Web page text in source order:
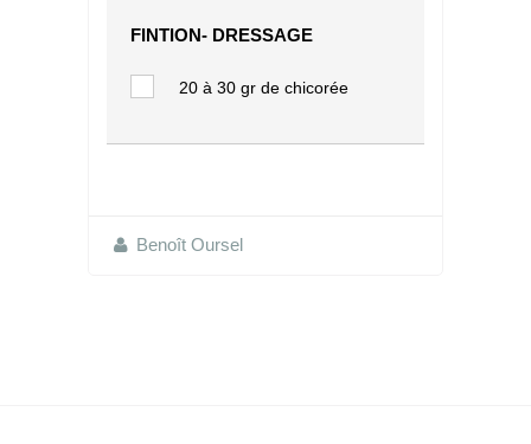
FINTION- DRESSAGE
20 à 30 gr de chicorée
Benoît Oursel